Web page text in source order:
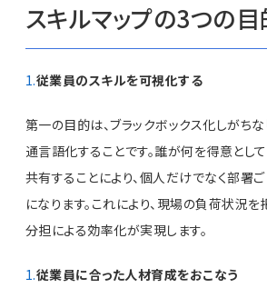
スキルマップの3つの目
従業員のスキルを可視化する
第一の目的は、ブラックボックス化しがちな
通言語化することです。誰が何を得意とし
共有することにより、個人だけでなく部署
になります。これにより、現場の負荷状況
分担による効率化が実現します。
従業員に合った人材育成をおこなう